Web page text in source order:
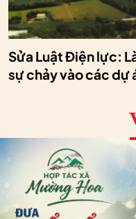
Sửa Luật Điện lực:
sự chảy vào các dự